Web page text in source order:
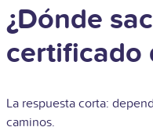
¿Dónde
certificado
La respuesta corta:
caminos.